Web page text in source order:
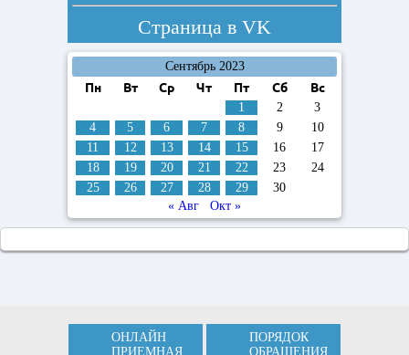
Страница в VK
Сентябрь 2023
Пн Вт Ср Чт Пт Сб Вс
1 2
3
4
5 6 7 8 9
10
11
12 13 14 15 16
17
18
19 20 21 22 23
24
25
26 27 28 29
30
« Авг
Окт »
ОНЛАЙН
ПРИЕМНАЯ
ПОРЯДОК
ОБРАЩЕНИЯ